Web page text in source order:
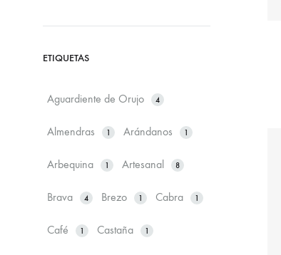
ETIQUETAS
Aguardiente de Orujo 4
Almendras 1 Arándanos 1
Arbequina 1 Artesanal 8
Brava 4 Brezo 1 Cabra 1
Café 1 Castaña 1